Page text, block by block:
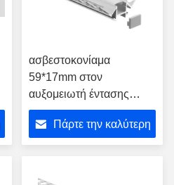
ασβεστοκονίαμα
59*17mm στον
αυξομειωτή έντασης
φωτισμού
σχεδιαγράμματος γύψου
ξηρών τοίχων καναλιών
αίσθηση
Πάρτε την καλύτερη